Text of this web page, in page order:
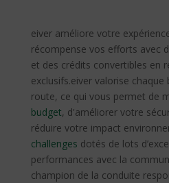
eiver améliore votre
récompense vos efforts avec
et des crédits convertibles en
exclusifs.eiver valorise
route, ce qui vous permet de
budget, d'améliorer votre
réduire votre impact
challenges dotés de lots
performances avec la
champion de la conduite